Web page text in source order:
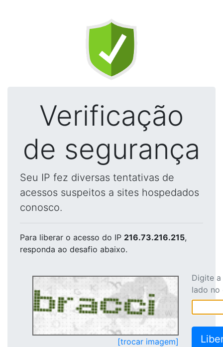
Verificação
de segurança
Seu IP fez diversas tentativas de
acessos suspeitos a sites hospedados
conosco.
Para liberar o acesso do IP 216.73.216.215,
responda ao desafio abaixo.
[trocar imagem]
Digite
lado no